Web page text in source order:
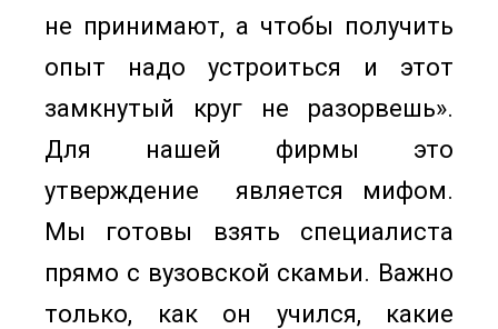
не принимают, а чтобы получить
опыт надо устроиться и этот
замкнутый круг не разорвешь».
Для нашей фирмы это
утверждение является мифом.
Мы готовы взять специалиста
прямо с вузовской скамьи. Важно
только, как он учился, какие